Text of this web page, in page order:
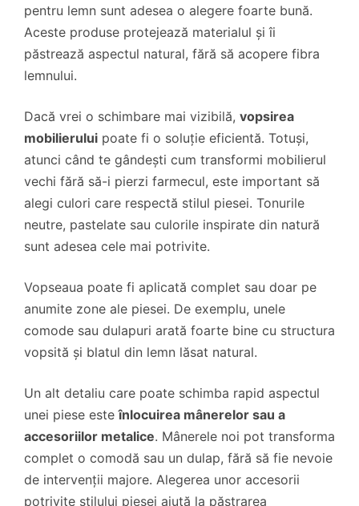
pentru lemn sunt adesea o alegere foarte bună.
Aceste produse protejează materialul și îi
păstrează aspectul natural, fără să acopere fibra
lemnului.
Dacă vrei o schimbare mai vizibilă, vopsirea
mobilierului poate fi o soluție eficientă. Totuși,
atunci când te gândești cum transformi mobilierul
vechi fără să-i pierzi farmecul, este important să
alegi culori care respectă stilul piesei. Tonurile
neutre, pastelate sau culorile inspirate din natură
sunt adesea cele mai potrivite.
Vopseaua poate fi aplicată complet sau doar pe
anumite zone ale piesei. De exemplu, unele
comode sau dulapuri arată foarte bine cu structura
vopsită și blatul din lemn lăsat natural.
Un alt detaliu care poate schimba rapid aspectul
unei piese esteînlocuirea mânerelor sau a
accesoriilor metalice. Mânerele noi pot transforma
complet o comodă sau un dulap, fără să fie nevoie
de intervenții majore. Alegerea unor accesorii
potrivite stilului piesei ajută la păstrarea